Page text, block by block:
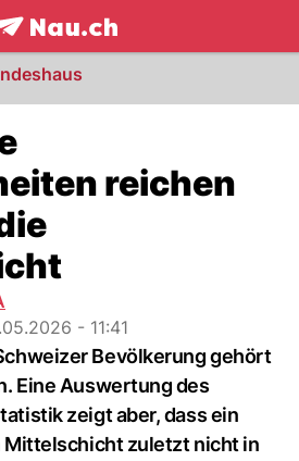
NAU.ch
reichen
- 11:41
Bevölkerung gehört
Eine Auswertung des
zeigt aber, dass ein
zuletzt nicht in